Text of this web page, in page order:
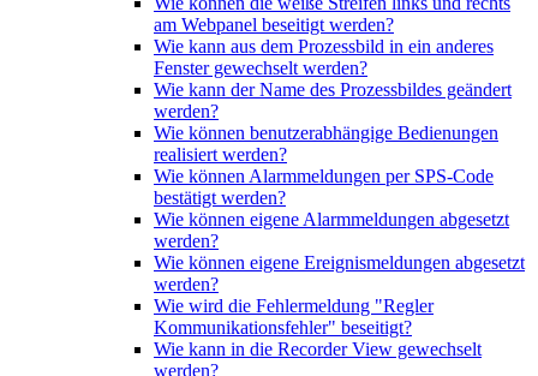
am Webpanel beseitigt werden?
Wie kann aus dem Prozessbild in ein anderes
Fenster gewechselt werden?
Wie kann der Name des Prozessbildes geändert
werden?
Wie können benutzerabhängige Bedienungen
realisiert werden?
Wie können Alarmmeldungen per SPS-Code
bestätigt werden?
Wie können eigene Alarmmeldungen abgesetzt
werden?
Wie können eigene Ereignismeldungen abgesetzt
werden?
Wie wird die Fehlermeldung "Regler
Kommunikationsfehler" beseitigt?
Wie kann in die Recorder View gewechselt
werden?